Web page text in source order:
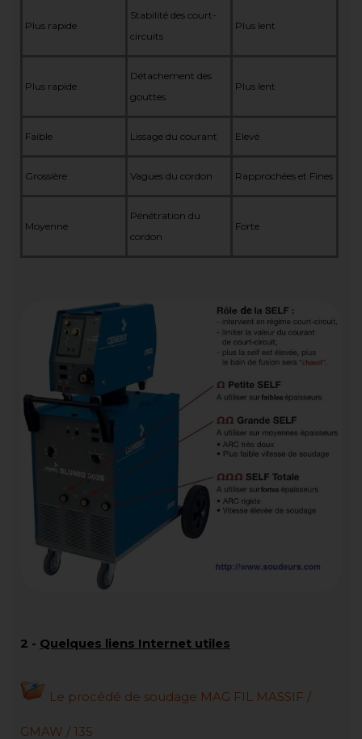
Plus rapide
Stabilité des court-
circuits
Plus lent
Plus rapide
Détachement des
gouttes
Plus lent
Faible Lissage du courant Elevé
Grossière Vagues du cordon Rapprochées et Fines
Moyenne
Pénétration du
cordon
Forte
2 - Quelques liens Internet utiles
Le procédé de soudage MAG FIL MASSIF /
GMAW / 135